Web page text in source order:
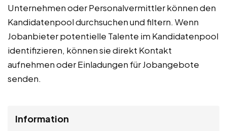
Unternehmen oder Personalvermittler können den
Kandidatenpool durchsuchen und filtern. Wenn
Jobanbieter potentielle Talente im Kandidatenpool
identifizieren, können sie direkt Kontakt
aufnehmen oder Einladungen für Jobangebote
senden.
Information